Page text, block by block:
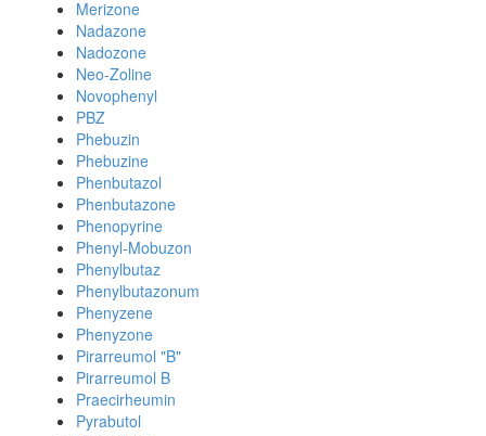
Merizone
Nadazone
Nadozone
Neo-Zoline
Novophenyl
PBZ
Phebuzin
Phebuzine
Phenbutazol
Phenbutazone
Phenopyrine
Phenyl-Mobuzon
Phenylbutaz
Phenylbutazonum
Phenyzene
Phenyzone
Pirarreumol "B"
Pirarreumol B
Praecirheumin
Pyrabutol